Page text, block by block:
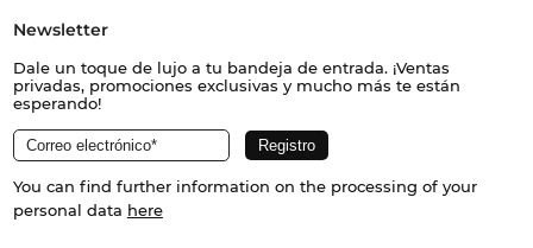
Newsletter
Dale un toque de lujo a tu bandeja de entrada. ¡Ventas
privadas, promociones exclusivas y mucho más te están
esperando!
You can find further information on the processing of your
personal data here